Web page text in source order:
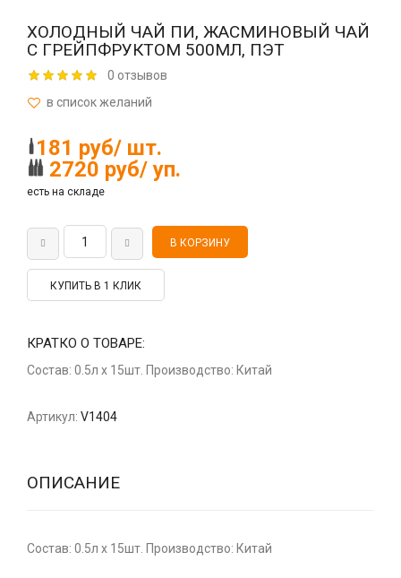
ХОЛОДНЫЙ ЧАЙ ПИ, ЖАСМИНОВЫЙ ЧАЙ
С ГРЕЙПФРУКТОМ 500МЛ, ПЭТ
0 отзывов
181 руб/ шт.
2720 руб/ уп.
есть на складе
КУПИТЬ В 1 КЛИК
КРАТКО О ТОВАРЕ:
Состав: 0.5л x 15шт. Производство: Китай
Артикул: V1404
ОПИСАНИЕ
Состав: 0.5л x 15шт. Производство: Китай